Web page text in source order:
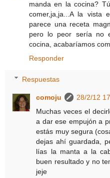
manda en la cocina?
comer,ja,ja...A la vista
parece una receta
pero lo peor sería no
cocina, acabaríamos
Responder
Respuestas
comoju
28/2/12
Muchas veces el
a dar ese empujón a
estás muy segura
dejas ahí guardada,
lías la manta a la
buen resultado y no
jeje